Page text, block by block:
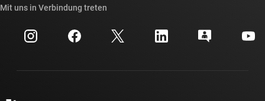
Investorenbeziehungen
Fertigung
Querverweis-Suche
Kundensupportzentrum
Häufig gestellte Fragen zu Bestellungen
Mit uns in Verbindung treten